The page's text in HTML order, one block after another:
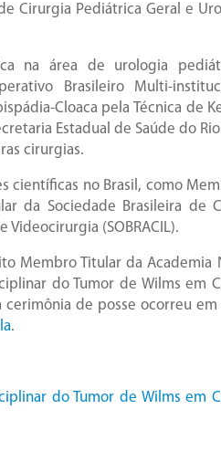
Cirurgia Pediátrica Geral e
na área de urologia
Brasileiro Multi-
Cloaca pela Técnica de
Estadual de Saúde do
cirurgias.
científicas no Brasil, como
da Sociedade Brasileira de
(SOBRACIL).
Membro Titular da Academia
do Tumor de Wilms em
cerimônia de posse ocorreu
.
do Tumor de Wilms em